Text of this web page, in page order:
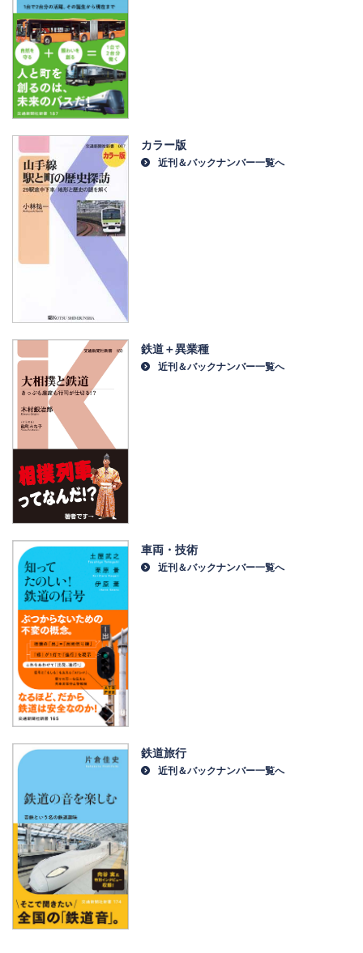
カラー版
近刊＆バックナンバー一覧へ
鉄道＋異業種
近刊＆バックナンバー一覧へ
車両・技術
近刊＆バックナンバー一覧へ
鉄道旅行
近刊＆バックナンバー一覧へ